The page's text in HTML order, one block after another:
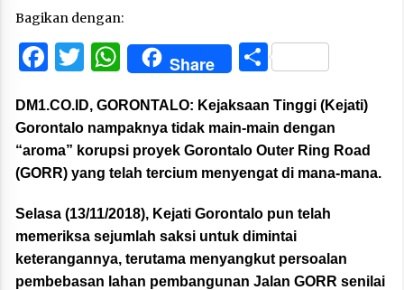
Bagikan dengan:
Facebook
Twitter
WhatsApp
Share Share
DM1.CO.ID, GORONTALO: Kejaksaan Tinggi (Kejati)
Gorontalo nampaknya tidak main-main dengan
“aroma” korupsi proyek Gorontalo Outer Ring Road
(GORR) yang telah tercium menyengat di mana-mana.
Selasa (13/11/2018), Kejati Gorontalo pun telah
memeriksa sejumlah saksi untuk dimintai
keterangannya, terutama menyangkut persoalan
pembebasan lahan pembangunan Jalan GORR senilai